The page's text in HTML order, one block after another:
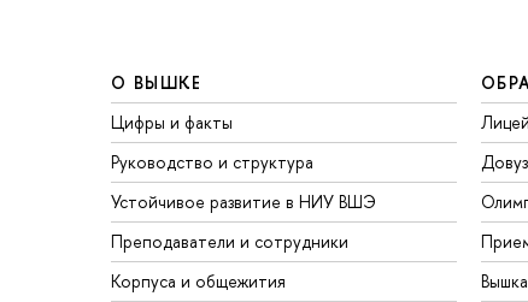
О ВЫШКЕ
Цифры и факты
Руководство и структура
Устойчивое развитие в НИУ ВШЭ
Преподаватели и сотрудники
Корпуса и общежития
Лицей